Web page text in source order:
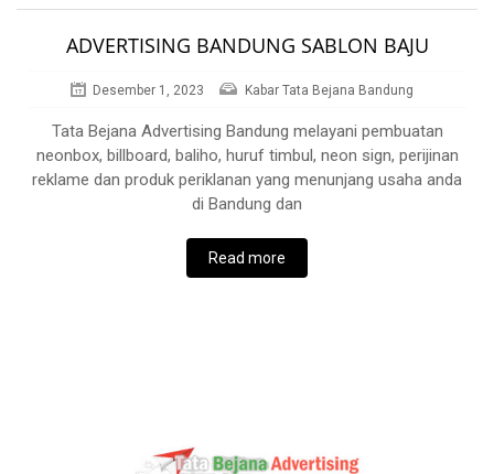
ADVERTISING BANDUNG SABLON BAJU
Desember 1, 2023 Kabar Tata Bejana Bandung
Tata Bejana Advertising Bandung melayani pembuatan
neonbox, billboard, baliho, huruf timbul, neon sign, perijinan
reklame dan produk periklanan yang menunjang usaha anda
di Bandung dan
Read more